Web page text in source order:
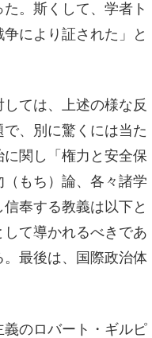
。斯くして、学者ト
により証された」と
ては、上述の様な反
、別に驚くには当た
関し「権力と安全保
もち）論、各々諸学
奉する教義は以下と
て導かれるべきであ
最後は、国際政治体
のロバート・ギルピ